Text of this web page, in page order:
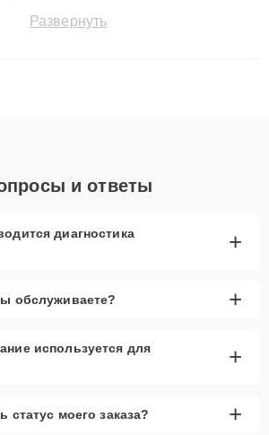
гарантии до 3 лет. Наши мастера
Развернуть
и ответы
диагностика
+
обслуживаете? +
используется для
+
статус моего заказа? +